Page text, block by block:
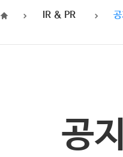
HOMEIR & PR
공